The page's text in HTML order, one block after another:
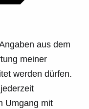
aus dem
meiner
werden dürfen.
Umgang mit